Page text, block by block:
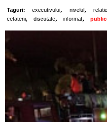
Taguri: executivului, nivelul,
cetateni, discutate, informat,